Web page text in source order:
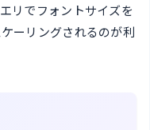
リでフォントサイズを
ーリングされるのが利